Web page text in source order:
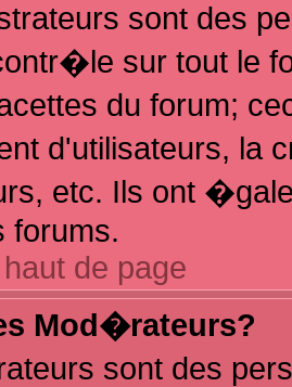
sont des
sur tout le
du forum;
d'utilisateurs, la
etc. Ils ont
forums.
de page
Mod�rateurs?
sont des